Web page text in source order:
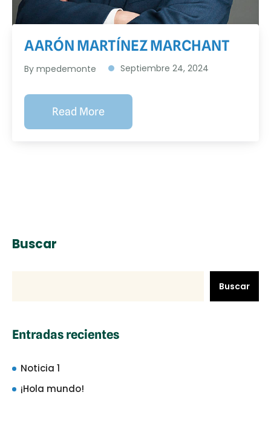
AARÓN MARTÍNEZ MARCHANT
By mpedemonte Septiembre 24, 2024
Read More
Buscar
Buscar
Entradas recientes
Noticia 1
¡Hola mundo!